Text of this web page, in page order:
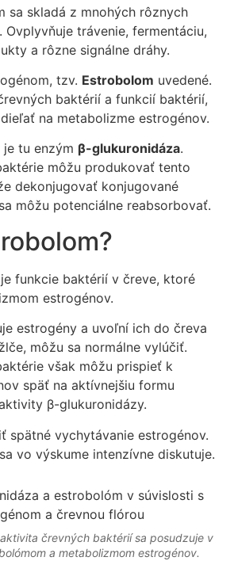
sa skladá z mnohých rôznych
Ovplyvňuje trávenie, fermentáciu,
a rôzne signálne dráhy.
tzv. Estrobolom uvedené.
baktérií a funkcií baktérií,
na metabolizme estrogénov.
tu enzým β-glukuronidáza.
môžu produkovať tento
dekonjugovať konjugované
môžu potenciálne reabsorbovať.
funkcie baktérií v čreve, ktoré
estrogénov.
estrogény a uvoľní ich do čreva
môžu sa normálne vylúčiť.
však môžu prispieť k
späť na aktívnejšiu formu
β-glukuronidázy.
spätné vychytávanie estrogénov.
vo výskume intenzívne diskutuje.
črevných baktérií sa posudzuje v
a metabolizmom estrogénov.